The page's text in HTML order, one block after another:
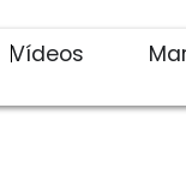
Vídeos